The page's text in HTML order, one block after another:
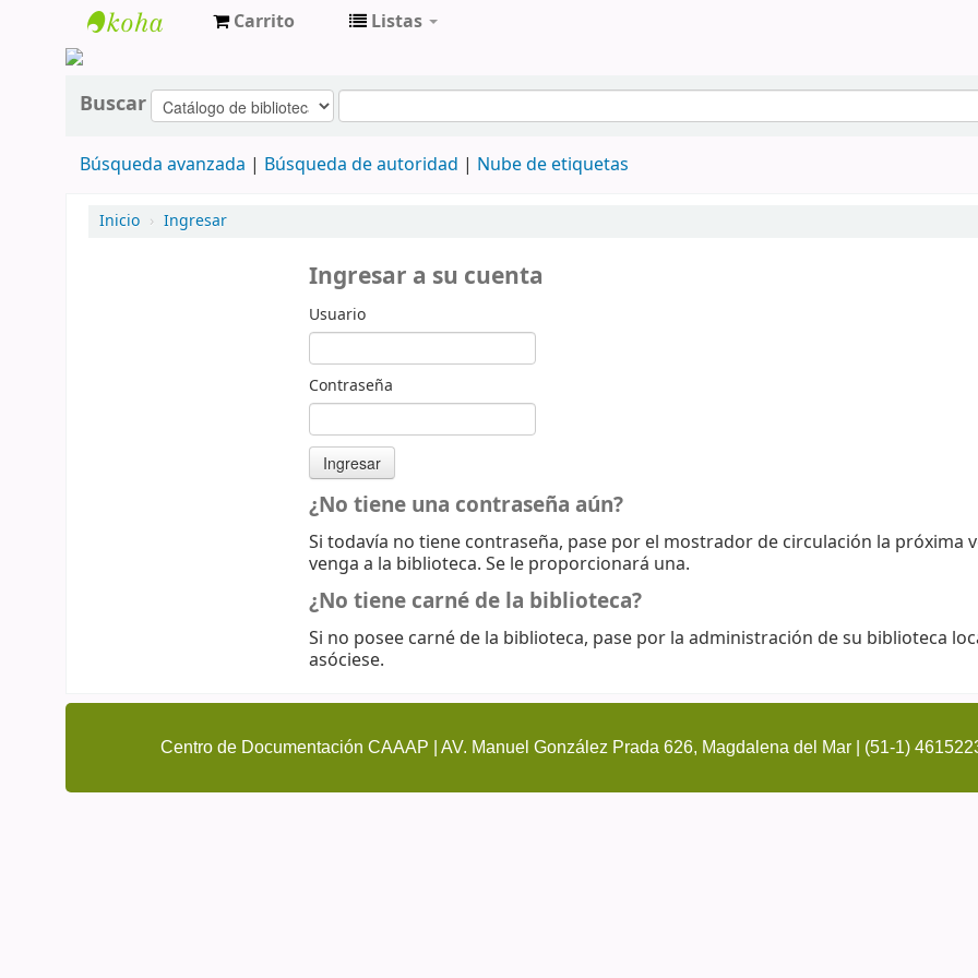
Carrito Listas
Buscar
Búsqueda avanzada Búsqueda de autoridad Nube de etiquetas
Inicio › Ingresar
Ingresar a su cuenta
Usuario
Contraseña
¿No tiene una contraseña aún?
Si todavía no tiene contraseña, pase por el mostrador de circulación la próxima
venga a la biblioteca. Se le proporcionará una.
¿No tiene carné de la biblioteca?
Si no posee carné de la biblioteca, pase por la administración de su biblioteca
asóciese.
Centro de Documentación CAAAP | AV. Manuel González Prada 626, Magdalena del Mar | (51-1)